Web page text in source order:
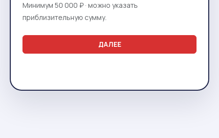
Минимум 50 000 ₽ · можно указать
приблизительную сумму.
ДАЛЕЕ